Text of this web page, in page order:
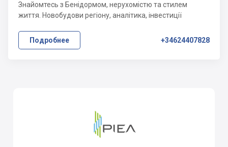
Знайомтесь з Бенідормом, нерухомістю та стилем
життя. Новобудови регіону, аналітика, інвестиції
Подробнее +34624407828